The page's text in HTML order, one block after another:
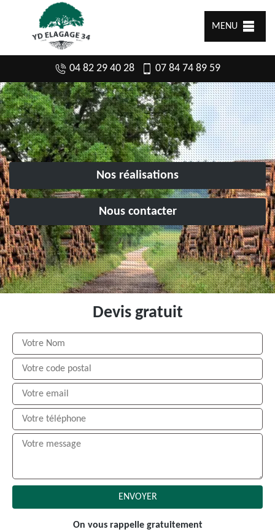
MENU
04 82 29 40 28 07 84 74 89 59
Nos réalisations
Nous contacter
Devis gratuit
On vous rappelle gratuitement